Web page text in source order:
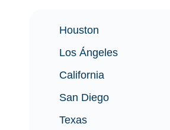
Houston
Los Ángeles
California
San Diego
Texas